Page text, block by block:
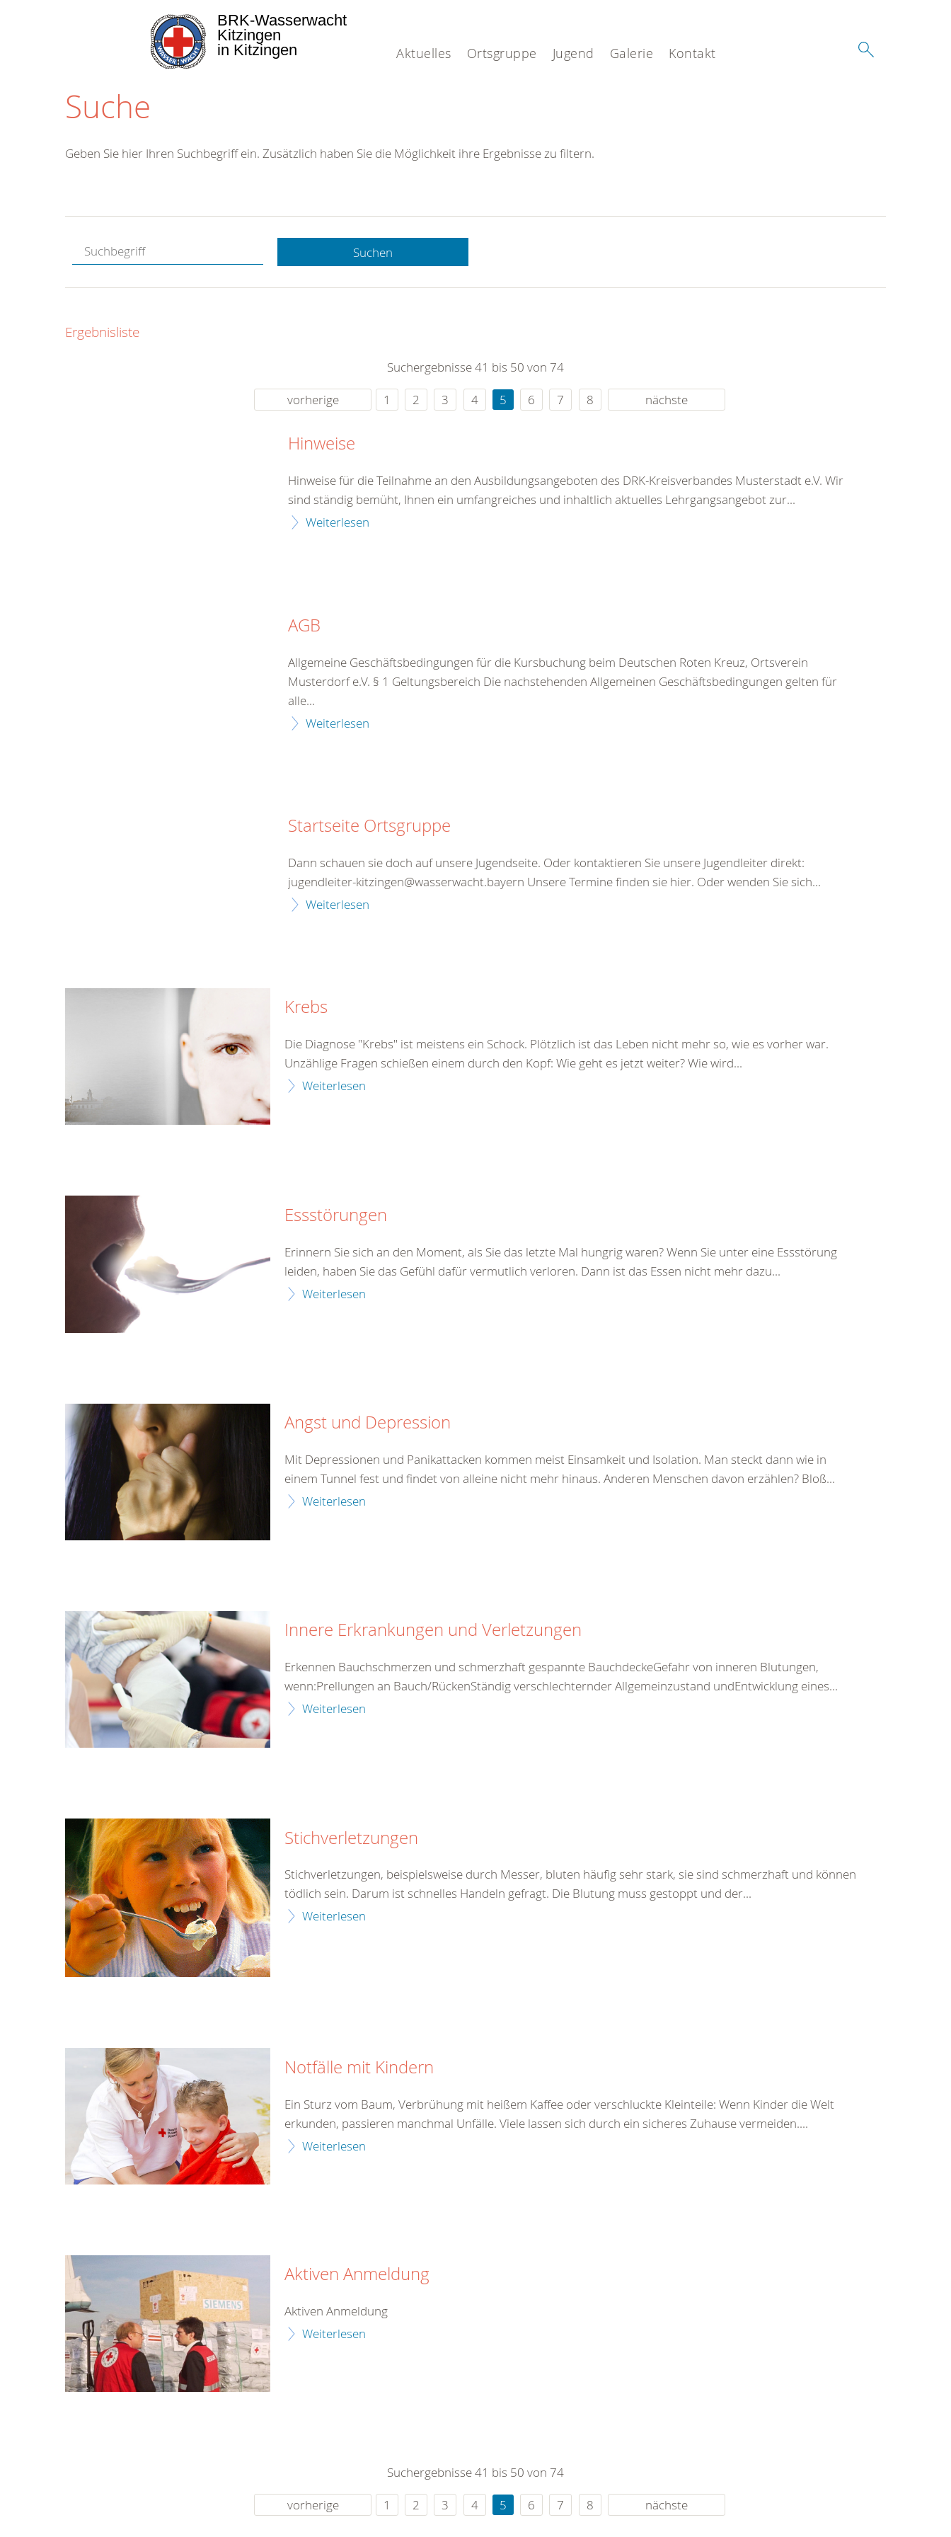
Aktuelles Ortsgruppe Jugend Galerie Kontakt
BRK-Wasserwacht
Kitzingen
in Kitzingen
Suche
Hotline.
gerne.
rund um die Uhr
Geben Sie hier Ihren Suchbegriff ein. Zusätzlich haben Sie die Möglichkeit ihre Ergebnisse zu filtern.
Suchen
Ergebnisliste
Suchergebnisse 41 bis 50 von 74
vorherige
1 2 3 4 5 6 7 8 nächste
Hinweise
Hinweise für die Teilnahme an den Ausbildungsangeboten des DRK-Kreisverbandes Musterstadt e.V. Wir
sind ständig bemüht, Ihnen ein umfangreiches und inhaltlich aktuelles Lehrgangsangebot zur...
Weiterlesen
AGB
Allgemeine Geschäftsbedingungen für die Kursbuchung beim Deutschen Roten Kreuz, Ortsverein
Musterdorf e.V. § 1 Geltungsbereich Die nachstehenden Allgemeinen Geschäftsbedingungen gelten für
alle...
Weiterlesen
Startseite Ortsgruppe
Dann schauen sie doch auf unsere Jugendseite. Oder kontaktieren Sie unsere Jugendleiter direkt:
jugendleiter-kitzingen@wasserwacht.bayern Unsere Termine finden sie hier. Oder wenden Sie sich...
Weiterlesen
Krebs
Die Diagnose "Krebs" ist meistens ein Schock. Plötzlich ist das Leben nicht mehr so, wie es vorher war.
Unzählige Fragen schießen einem durch den Kopf: Wie geht es jetzt weiter? Wie wird...
Weiterlesen
Essstörungen
Erinnern Sie sich an den Moment, als Sie das letzte Mal hungrig waren? Wenn Sie unter eine Essstörung
leiden, haben Sie das Gefühl dafür vermutlich verloren. Dann ist das Essen nicht mehr dazu...
Weiterlesen
Angst und Depression
Mit Depressionen und Panikattacken kommen meist Einsamkeit und Isolation. Man steckt dann wie in
einem Tunnel fest und findet von alleine nicht mehr hinaus. Anderen Menschen davon erzählen? Bloß...
Weiterlesen
Innere Erkrankungen und Verletzungen
Erkennen Bauchschmerzen und schmerzhaft gespannte BauchdeckeGefahr von inneren Blutungen,
wenn:Prellungen an Bauch/RückenStändig verschlechternder Allgemeinzustand undEntwicklung eines...
Weiterlesen
Stichverletzungen
Stichverletzungen, beispielsweise durch Messer, bluten häufig sehr stark, sie sind schmerzhaft und können
tödlich sein. Darum ist schnelles Handeln gefragt. Die Blutung muss gestoppt und der...
Weiterlesen
Notfälle mit Kindern
Ein Sturz vom Baum, Verbrühung mit heißem Kaffee oder verschluckte Kleinteile: Wenn Kinder die Welt
erkunden, passieren manchmal Unfälle. Viele lassen sich durch ein sicheres Zuhause vermeiden....
Weiterlesen
Aktiven Anmeldung
Aktiven Anmeldung
Weiterlesen
Suchergebnisse 41 bis 50 von 74
vorherige
1 2 3 4 5 6 7 8 nächste